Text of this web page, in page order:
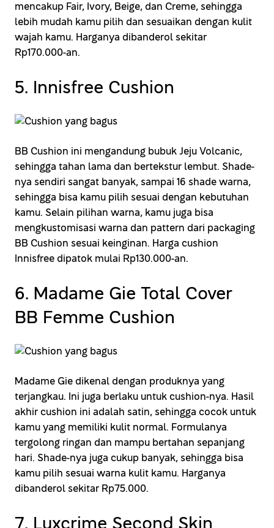
mencakup Fair, Ivory, Beige, dan Creme, sehingga
lebih mudah kamu pilih dan sesuaikan dengan kulit
wajah kamu. Harganya dibanderol sekitar
Rp170.000-an.
5. Innisfree Cushion
BB Cushion ini mengandung bubuk Jeju Volcanic,
sehingga tahan lama dan bertekstur lembut. Shade-
nya sendiri sangat banyak, sampai 16 shade warna,
sehingga bisa kamu pilih sesuai dengan kebutuhan
kamu. Selain pilihan warna, kamu juga bisa
mengkustomisasi warna dan pattern dari packaging
BB Cushion sesuai keinginan. Harga cushion
Innisfree dipatok mulai Rp130.000-an.
6. Madame Gie Total Cover
BB Femme Cushion
Madame Gie dikenal dengan produknya yang
terjangkau. Ini juga berlaku untuk cushion-nya. Hasil
akhir cushion ini adalah satin, sehingga cocok untuk
kamu yang memiliki kulit normal. Formulanya
tergolong ringan dan mampu bertahan sepanjang
hari. Shade-nya juga cukup banyak, sehingga bisa
kamu pilih sesuai warna kulit kamu. Harganya
dibanderol sekitar Rp75.000.
7. Luxcrime Second Skin